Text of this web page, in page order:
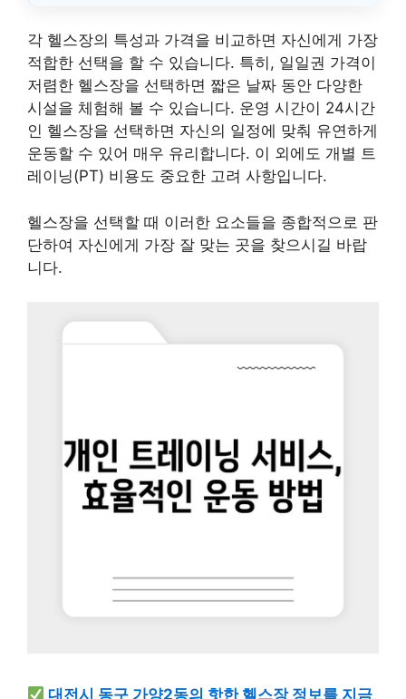
각 헬스장의 특성과 가격을 비교하면 자신에게 가장
적합한 선택을 할 수 있습니다. 특히, 일일권 가격이
저렴한 헬스장을 선택하면 짧은 날짜 동안 다양한
시설을 체험해 볼 수 있습니다. 운영 시간이 24시간
인 헬스장을 선택하면 자신의 일정에 맞춰 유연하게
운동할 수 있어 매우 유리합니다. 이 외에도 개별 트
레이닝(PT) 비용도 중요한 고려 사항입니다.
헬스장을 선택할 때 이러한 요소들을 종합적으로 판
단하여 자신에게 가장 잘 맞는 곳을 찾으시길 바랍
니다.
대전시 동구 가양2동의 핫한 헬스장 정보를 지금